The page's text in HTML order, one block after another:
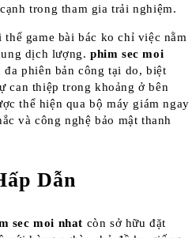
trong tham gia trải nghiệm.
game bài bác ko chỉ việc nằm
dịch lượng.phim sec moi
phiên bản công tại do, biệt
can thiệp trong khoảng ở bên
thể hiện qua bộ máy giám ngay
và công nghệ bảo mật thanh
Dẫn
sec moi nhat còn sở hữu đặt